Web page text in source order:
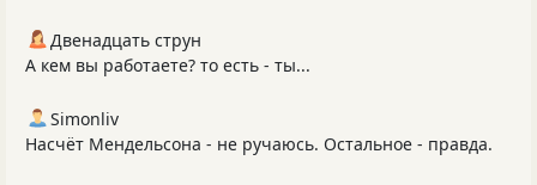
Двенадцать струн
А кем вы работаете? то есть - ты...
Simonliv
Насчёт Мендельсона - не ручаюсь. Остальное - правда.